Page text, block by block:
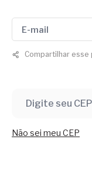
Compartilhar esse
Não sei meu CEP